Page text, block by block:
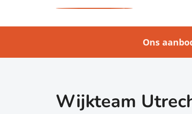
Ons
Wijkteam